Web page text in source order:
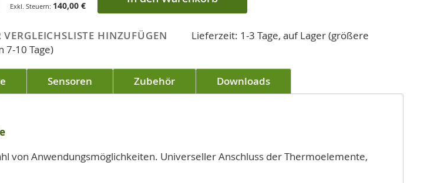
140,00 €
VERGLEICHSLISTE HINZUFÜGEN
Lieferzeit: 1-3 Tage, auf Lager (größere
7-10 Tage)
Sensoren Zubehör Downloads
von Anwendungsmöglichkeiten. Universeller Anschluss der Thermoelemente,